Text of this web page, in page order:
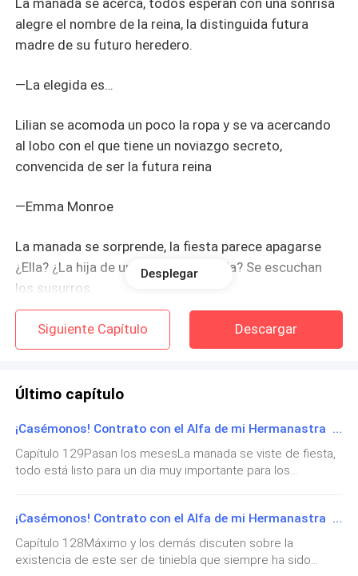
La manada se acerca, todos esperan con una sonrisa
alegre el nombre de la reina, la distinguida futura
madre de su futuro heredero.
—La elegida es…
Lilian se acomoda un poco la ropa y se va acercando
al lobo con el que tiene un noviazgo secreto,
convencida de ser la futura reina
—Emma Monroe
La manada se sorprende, la fiesta parece apagarse
¿Ella? ¿La hija de una desvergonzada? Se escuchan
los susurros.
Emma, una joven flaca, de ropa vieja, cabello enredado,
y poco femenina, queda sorprendida, su hermanastra
El Alfa la toma fuerte del brazo, sus miradas se
cruzan, el inicio de una pasión desmedida.
Desplegar
Siguiente Capítulo Descargar
Último capítulo
¡Casémonos! Contrato con el Alfa de mi Hermanastra FINAL
Capítulo 129Pasan los mesesLa manada se viste de fiesta,
todo está listo para un dia muy importante para los
ancianas lobiles que un día la cuidaron cuando perdió la
memoria.—¿Y como está ella? —pregunta cruzando los
brazos mientras camina con la anciana.—Igual al día que la
trajeron —La anciana abre una pequeña ventana que deja
¡Casémonos! Contrato con el Alfa de mi Hermanastra ÚLTIMA BATALLA
Capítulo 128Máximo y los demás discuten sobre la
existencia de este ser de tiniebla que siempre ha sido